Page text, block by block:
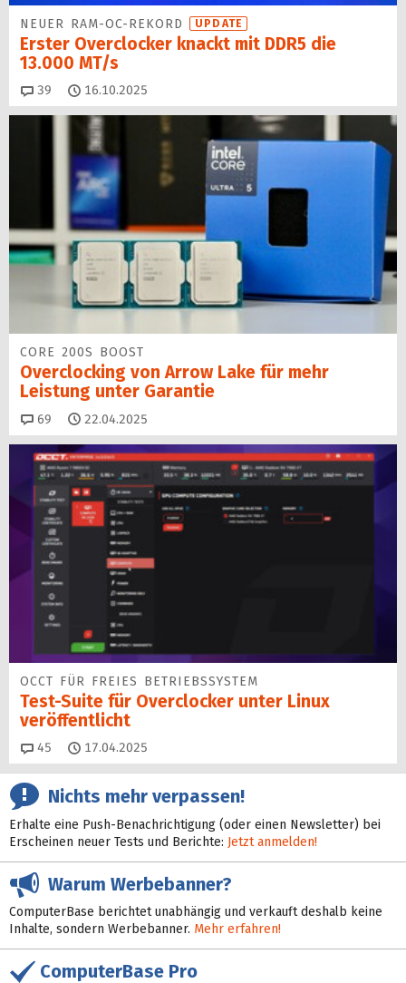
NEUER RAM-OC-REKORD UPDATE
Erster Overclocker knackt mit DDR5 die
13.000 MT/s
39 Kommentare
16.10.2025
CORE 200S BOOST
Overclocking von Arrow Lake für mehr
Leistung unter Garantie
69 Kommentare
22.04.2025
OCCT FÜR FREIES BETRIEBSSYSTEM
Test-Suite für Overclocker unter Linux
veröffentlicht
45 Kommentare
17.04.2025
Nichts mehr verpassen!
Erhalte eine Push-Benachrichtigung (oder einen Newsletter) bei
Erscheinen neuer Tests und Berichte: Jetzt anmelden!
Warum Werbebanner?
ComputerBase berichtet unabhängig und verkauft deshalb keine
Inhalte, sondern Werbebanner. Mehr erfahren!
ComputerBase Pro